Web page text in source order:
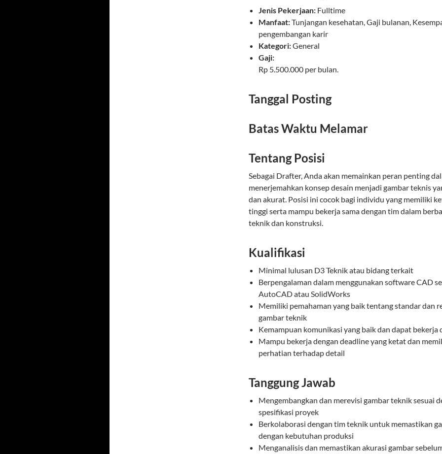
Jenis Pekerjaan: Fulltime
Manfaat:Tunjangan kesehatan, Gaji bulanan,
pengembangan karir
Kategori:General
Gaji:
Rp 5.500.000 per bulan.
Tanggal Posting
Batas Waktu Melamar
Tentang Posisi
Sebagai Drafter, Anda akan memainkan peran penting
menerjemahkan konsep desain menjadi gambar teknis
dan akurat. Posisi ini cocok bagi individu yang memiliki
tinggi serta mampu bekerja sama dengan tim dalam
teknik dan konstruksi.
Kualifikasi
Minimal lulusan D3 Teknik atau bidang terkait
Berpengalaman dalam menggunakan software CAD
AutoCAD atau SolidWorks
Memiliki pemahaman yang baik tentang standar dan
gambar teknik
Kemampuan komunikasi yang baik dan dapat bekerja
Mampu bekerja dengan deadline yang ketat dan
perhatian terhadap detail
Tanggung Jawab
Mengembangkan dan merevisi gambar teknik sesuai
spesifikasi proyek
Berkolaborasi dengan tim teknik untuk memastikan
dengan kebutuhan produksi
Menganalisis dan memastikan akurasi gambar